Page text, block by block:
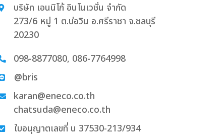
บริษัท เอนนิโก้ อินโนเวชั่น จำกัด
273/6 หมู่ 1 ต.บ่อวิน อ.ศรีราชา จ.ชลบุรี
20230
098-8877080, 086-7764998
@bris
karan@eneco.co.th
chatsuda@eneco.co.th
ใบอนุญาตเลขที่ น 37530-213/934